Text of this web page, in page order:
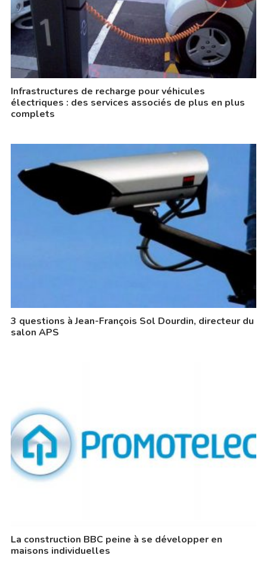
Infrastructures de recharge pour véhicules
électriques : des services associés de plus en plus
complets
3 questions à Jean-François Sol Dourdin, directeur du
salon APS
La construction BBC peine à se développer en
maisons individuelles